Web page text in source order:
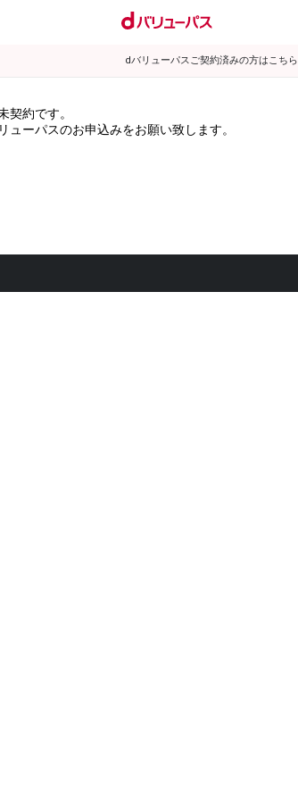
dバリューパスご契約済みの方はこちら
契約です。
ューパスのお申込みをお願い致します。